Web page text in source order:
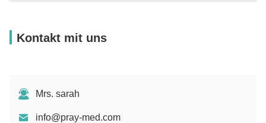
Kontakt mit uns
Mrs. sarah
info@pray-med.com